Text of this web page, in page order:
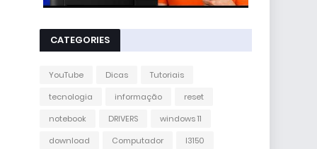
CATEGORIES
YouTube Dicas
Tutoriais
tecnologia
informação
reset
notebook
DRIVERS
windows 11
download
Computador
l3150